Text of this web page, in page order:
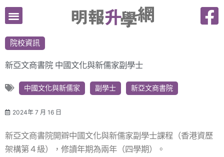
跳
要
內
院校資訊
新亞文商書院 中國文化與新儒家副學士
中國文化與新儒家 副學士 新亞文商書院
2024年 7 月 16 日
新亞文商書院開辧中國文化與新儒家副學士課程（香港資歷
架構第４級），修讀年期為兩年（四學期）。